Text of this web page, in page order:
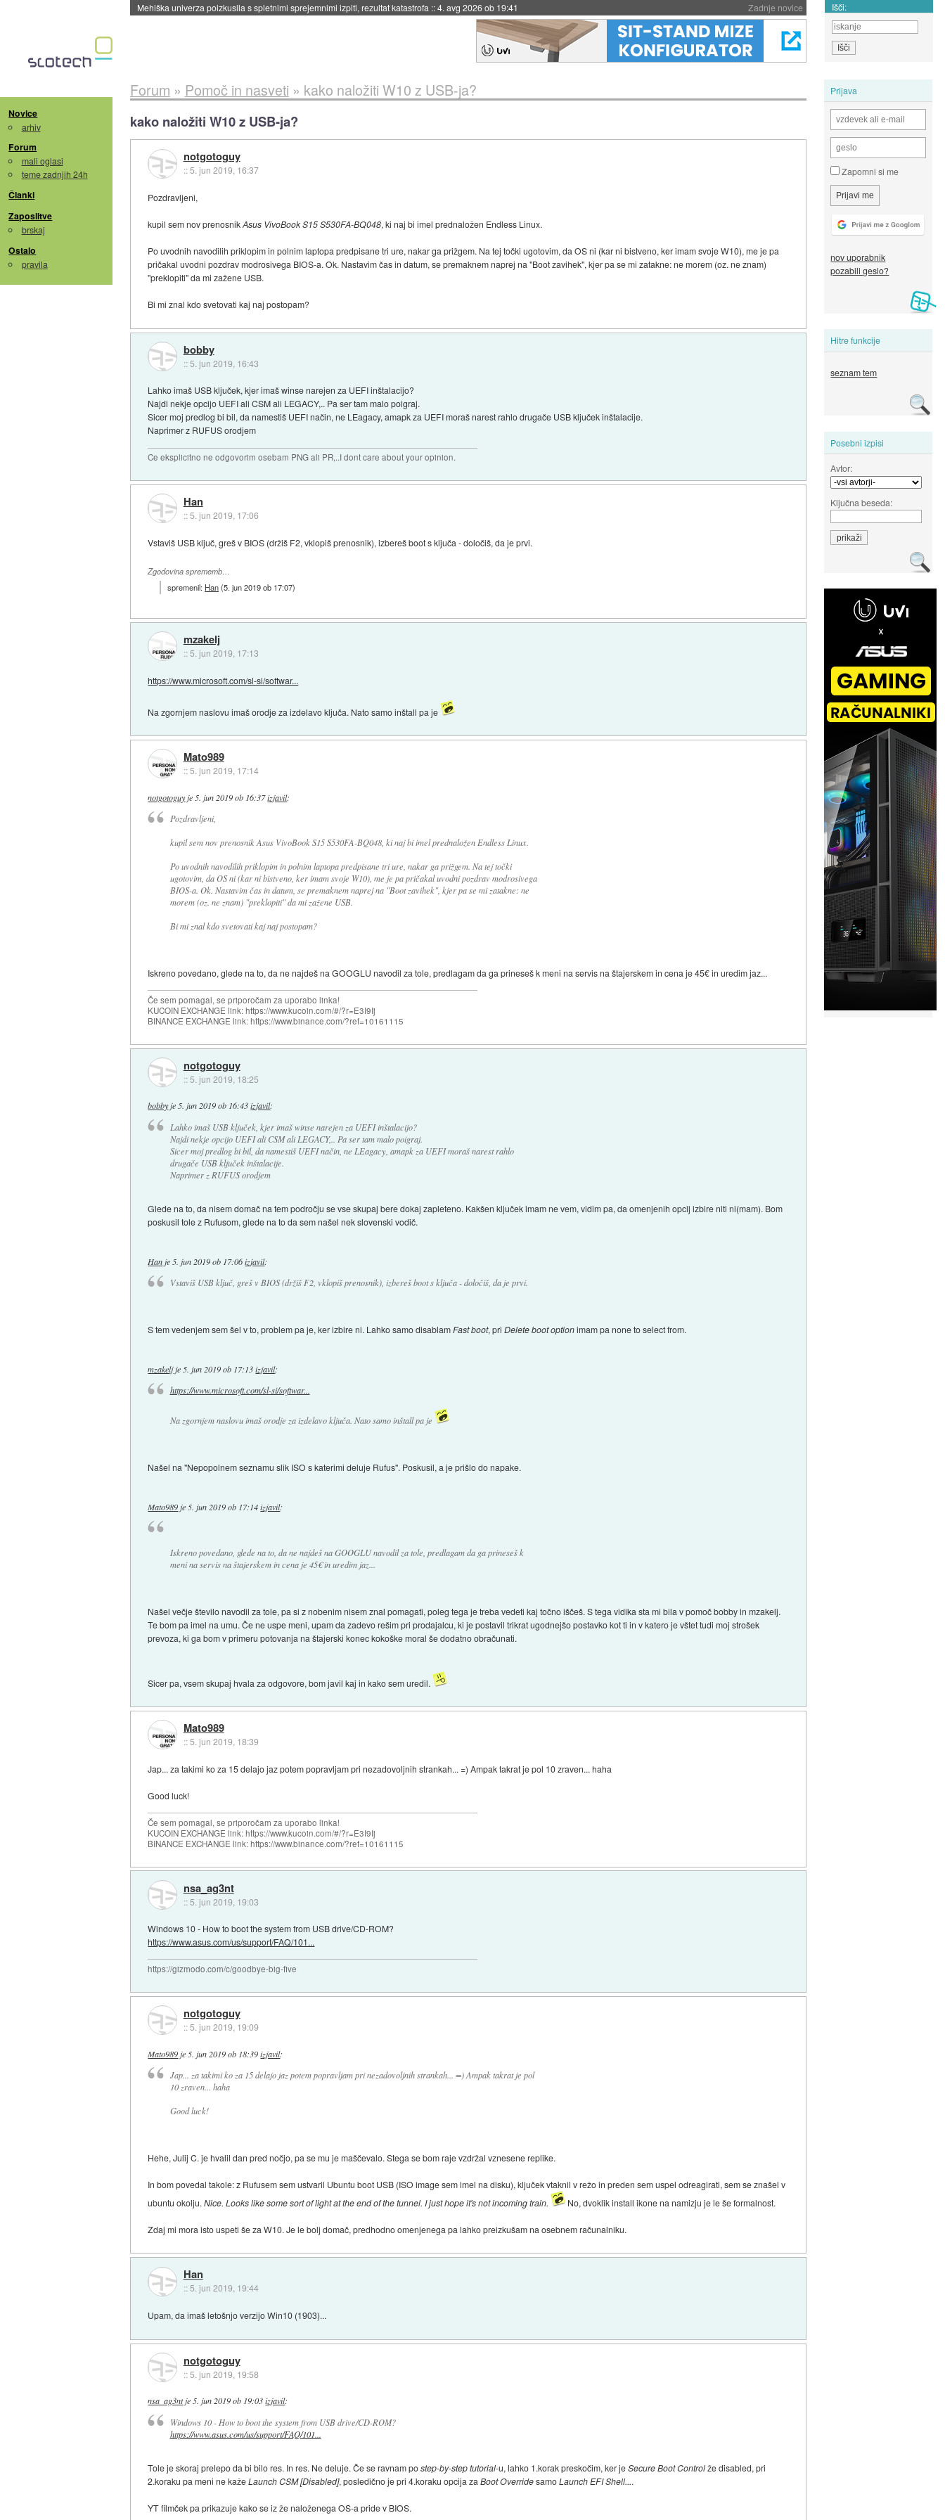
Zadnje novice
Mehiška univerza poizkusila s spletnimi sprejemnimi izpiti, rezultat katastrofa ::4. avg 2026 ob 19:41 Išči:
Novice
arhiv
Forum
mali oglasi
teme zadnjih 24h
Članki
Zaposlitve
brskaj
Ostalo
pravila
Prijava
Zapomni si me
nov uporabnik
pozabili geslo?
Hitre funkcije
seznam tem
Posebni izpisi
Avtor:
Ključna beseda:
Forum » Pomoč in nasveti » kako naložiti W10 z USB-ja?
kako naložiti W10 z USB-ja?
notgotoguy
::5. jun 2019, 16:37
Pozdravljeni,
kupil sem nov prenosnikAsus VivoBook S15 S530FA-BQ048, ki naj bi imel prednaložen Endless Linux.
Po uvodnih navodilih priklopim in polnim laptopa predpisane tri ure, nakar ga prižgem. Na tej točki ugotovim, da OS ni (kar ni bistveno, ker imam svoje W10), me je pa
pričakal uvodni pozdrav modrosivega BIOS-a. Ok. Nastavim čas in datum, se premaknem naprej na "Boot zavihek", kjer pa se mi zatakne: ne morem (oz. ne znam)
"preklopiti" da mi zažene USB.
Bi mi znal kdo svetovati kaj naj postopam?
bobby
:: 5. jun 2019, 16:43
Lahko imaš USB ključek, kjer imaš winse narejen za UEFI inštalacijo?
Najdi nekje opcijo UEFI ali CSM ali LEGACY,.. Pa ser tam malo poigraj.
Sicer moj predlog bi bil, da namestiš UEFI način, ne LEagacy, amapk za UEFI moraš narest rahlo drugače USB ključek inštalacije.
Naprimer z RUFUS orodjem
Ce eksplicitno ne odgovorim osebam PNG ali PR,..I dont care about your opinion.
Han
::5. jun 2019, 17:06
Vstaviš USB ključ, greš v BIOS (držiš F2, vklopiš prenosnik), izbereš boot s ključa - določiš, da je prvi.
Zgodovina sprememb…
spremenil: Han(5. jun 2019 ob 17:07)
mzakelj
:: 5. jun 2019, 17:13
https://www.microsoft.com/sl-si/softwar...
Na zgornjem naslovu imaš orodje za izdelavo ključa. Nato samo inštall pa je
Mato989
::5. jun 2019, 17:14
notgotoguyje 5. jun 2019 ob 16:37izjavil:
Pozdravljeni,
kupil sem nov prenosnikAsus VivoBook S15 S530FA-BQ048, ki naj bi imel prednaložen Endless Linux.
Po uvodnih navodilih priklopim in polnim laptopa predpisane tri ure, nakar ga prižgem. Na tej točki
ugotovim, da OS ni (kar ni bistveno, ker imam svoje W10), me je pa pričakal uvodni pozdrav modrosivega
BIOS-a. Ok. Nastavim čas in datum, se premaknem naprej na "Boot zavihek", kjer pa se mi zatakne: ne
morem (oz. ne znam) "preklopiti" da mi zažene USB.
Bi mi znal kdo svetovati kaj naj postopam?
Iskreno povedano, glede na to, da ne najdeš na GOOGLU navodil za tole, predlagam da ga prineseš k meni na servis na štajerskem in cena je 45€ in uredim jaz...
Če sem pomagal, se priporočam za uporabo linka!
KUCOIN EXCHANGE link: https://www.kucoin.com/#/?r=E3I9Ij
BINANCE EXCHANGE link: https://www.binance.com/?ref=10161115
notgotoguy
:: 5. jun 2019, 18:25
bobbyje5. jun 2019 ob 16:43 izjavil:
Lahko imaš USB ključek, kjer imaš winse narejen za UEFI inštalacijo?
Najdi nekje opcijo UEFI ali CSM ali LEGACY,.. Pa ser tam malo poigraj.
Sicer moj predlog bi bil, da namestiš UEFI način, ne LEagacy, amapk za UEFI moraš narest rahlo
drugače USB ključek inštalacije.
Naprimer z RUFUS orodjem
Glede na to, da nisem domač na tem področju se vse skupaj bere dokaj zapleteno. Kakšen ključek imam ne vem, vidim pa, da omenjenih opcij izbire niti ni(mam). Bom
poskusil tole z Rufusom, glede na to da sem našel nek slovenski vodič.
Han je 5. jun 2019 ob 17:06 izjavil:
Vstaviš USB ključ, greš v BIOS (držiš F2, vklopiš prenosnik), izbereš boot s ključa - določiš, da je prvi.
S tem vedenjem sem šel v to, problem pa je, ker izbire ni. Lahko samo disablamFast boot, priDelete boot optionimam pa none to select from.
mzakeljje 5. jun 2019 ob 17:13 izjavil:
https://www.microsoft.com/sl-si/softwar...
Na zgornjem naslovu imaš orodje za izdelavo ključa. Nato samo inštall pa je
Našel na "Nepopolnem seznamu slik ISO s katerimi deluje Rufus". Poskusil, a je prišlo do napake.
Mato989je5. jun 2019 ob 17:14 izjavil:
Iskreno povedano, glede na to, da ne najdeš na GOOGLU navodil za tole, predlagam da ga prineseš k
meni na servis na štajerskem in cena je 45€ in uredim jaz...
Našel večje število navodil za tole, pa si z nobenim nisem znal pomagati, poleg tega je treba vedeti kaj točno iščeš. S tega vidika sta mi bila v pomoč bobby in mzakelj.
Te bom pa imel na umu. Če ne uspe meni, upam da zadevo rešim pri prodajalcu, ki je postavil trikrat ugodnejšo postavko kot ti in v katero je vštet tudi moj strošek
prevoza, ki ga bom v primeru potovanja na štajerski konec kokoške moral še dodatno obračunati.
Sicer pa, vsem skupaj hvala za odgovore, bom javil kaj in kako sem uredil.
Mato989
::5. jun 2019, 18:39
Jap... za takimi ko za 15 delajo jaz potem popravljam pri nezadovoljnih strankah... =) Ampak takrat je pol 10 zraven... haha
Good luck!
Če sem pomagal, se priporočam za uporabo linka!
KUCOIN EXCHANGE link: https://www.kucoin.com/#/?r=E3I9Ij
BINANCE EXCHANGE link: https://www.binance.com/?ref=10161115
nsa_ag3nt
:: 5. jun 2019, 19:03
Windows 10 - How to boot the system from USB drive/CD-ROM?
https://www.asus.com/us/support/FAQ/101...
https://gizmodo.com/c/goodbye-big-five
notgotoguy
::5. jun 2019, 19:09
Mato989 je 5. jun 2019 ob 18:39 izjavil:
Jap... za takimi ko za 15 delajo jaz potem popravljam pri nezadovoljnih strankah... =) Ampak takrat je pol
10 zraven... haha
Good luck!
Hehe, Julij C. je hvalil dan pred nočjo, pa se mu je maščevalo. Stega se bom raje vzdržal vznesene replike.
In bom povedal takole: z Rufusem sem ustvaril Ubuntu boot USB (ISO image sem imel na disku), ključek vtaknil v režo in preden sem uspel odreagirati, sem se znašel v
ubuntu okolju.Nice. Looks like some sort of light at the end of the tunnel. I just hope it's not incoming train. No, dvoklik install ikone na namizju je le še formalnost.
Zdaj mi mora isto uspeti še za W10. Je le bolj domač, predhodno omenjenega pa lahko preizkušam na osebnem računalniku.
Han
:: 5. jun 2019, 19:44
Upam, da imaš letošnjo verzijo Win10 (1903)...
notgotoguy
::5. jun 2019, 19:58
nsa_ag3ntje5. jun 2019 ob 19:03 izjavil:
Windows 10 - How to boot the system from USB drive/CD-ROM?
https://www.asus.com/us/support/FAQ/101...
Tole je skoraj prelepo da bi bilo res. In res. Ne deluje. Če se ravnam postep-by-step tutorial-u, lahko 1.korak preskočim, ker jeSecure Boot Controlže disabled, pri
2.koraku pa meni ne kažeLaunch CSM [Disabled], posledično je pri 4.koraku opcija zaBoot OverridesamoLaunch EFI Shell....
YT filmček pa prikazuje kako se iz že naloženega OS-a pride v BIOS.